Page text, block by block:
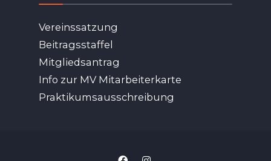
Vereinssatzung
Beitragsstaffel
Mitgliedsantrag
Info zur MV Mitarbeiterkarte
Praktikumsausschreibung